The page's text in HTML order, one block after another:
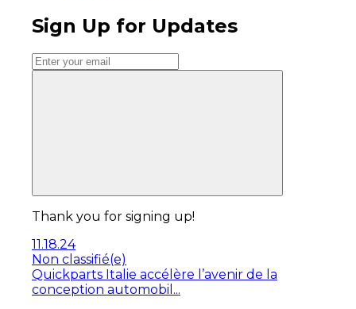
Sign Up for Updates
Thank you for signing up!
11.18.24
Non classifié(e)
Quickparts Italie accélère l’avenir de la
conception automobil...